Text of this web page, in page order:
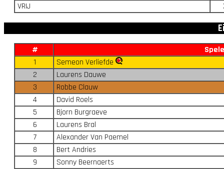
VRIJ
#
1
Semeon Verliefde
2
Laurens Dauwe
3
Robbe Clauw
4
David Roels
5
Bjorn Burgraeve
6
Laurens Bral
7
Alexander Van Paemel
8
Bert Andries
9
Sonny Beernaerts